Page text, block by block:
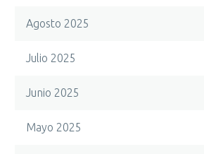
Agosto 2025
Julio 2025
Junio 2025
Mayo 2025